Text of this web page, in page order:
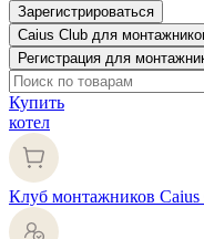
Зарегистрироваться
Caius Club для
Регистрация для
Купить
котел
Клуб монтажников Caius